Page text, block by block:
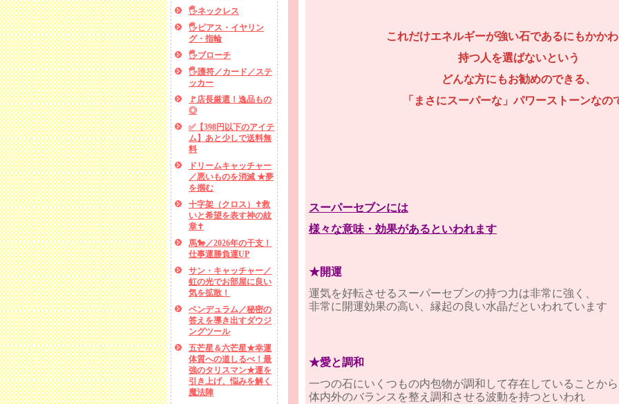
🖐️ネックレス
🖐️ピアス・イヤリン
グ・指輪
🖐️ブローチ
🖐️護符／カード／ステ
ッカー
🚩店長厳選！逸品もの
◎
✅【398円以下のアイテ
ム】あと少しで送料無
料
ドリームキャッチャー
／悪いものを消滅 ★夢
を掴む
十字架（クロス）✝救
いと希望を表す神の紋
章✝
馬🐎／2026年の干支！
仕事運勝負運UP
サン・キャッチャー／
虹の光でお部屋に良い
気を拡散！
ペンデュラム／秘密の
答えを導き出すダウジ
ングツール
五芒星＆六芒星★幸運
体質への道しるべ！最
強のタリスマン★運を
引き上げ、悩みを解く
魔法陣
これだけエネルギーが強い石であるにもかか
持つ人を選ばないという
どんな方にもお勧めのできる、
「まさにスーパーな」パワーストーンなの
スーパーセブンには
様々な意味・効果があるといわれます
★開運
運気を好転させるスーパーセブンの持つ力は非常に強く、
非常に開運効果の高い、縁起の良い水晶だといわれています
★愛と調和
一つの石にいくつもの内包物が調和して存在していることから
体内外のバランスを整え調和させる波動を持つといわれ